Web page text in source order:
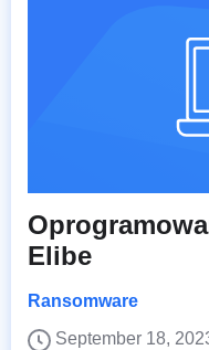
Elibe
Ransomware
September 18,